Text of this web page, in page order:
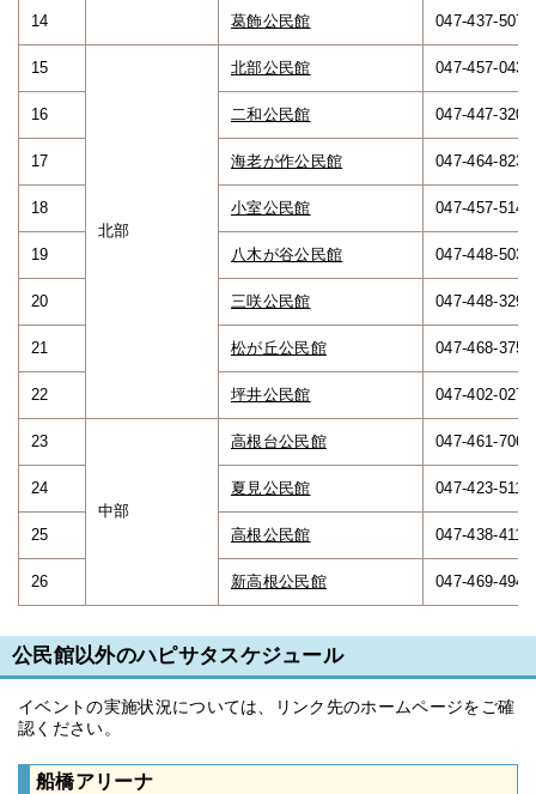
14 葛飾公民館 047-437-5072
15
北部
北部公民館 047-457-0433
16 二和公民館 047-447-3200
17 海老が作公民館 047-464-8232
18 小室公民館 047-457-5144
19 八木が谷公民館 047-448-5030
20 三咲公民館 047-448-3291
21 松が丘公民館 047-468-3750
22 坪井公民館 047-402-0271
23
中部
高根台公民館 047-461-7061
24 夏見公民館 047-423-5119
25 高根公民館 047-438-4112
26 新高根公民館 047-469-4944
公民館以外のハピサタスケジュール
イベントの実施状況については、リンク先のホームページをご確
認ください。
船橋アリーナ